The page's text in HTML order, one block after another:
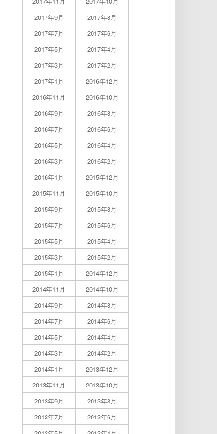
2017年9月
2017年8月
2017年7月
2017年6月
2017年5月
2017年4月
2017年3月
2017年2月
2017年1月
2016年12月
2016年11月
2016年10月
2016年9月
2016年8月
2016年7月
2016年6月
2016年5月
2016年4月
2016年3月
2016年2月
2016年1月
2015年12月
2015年11月
2015年10月
2015年9月
2015年8月
2015年7月
2015年6月
2015年5月
2015年4月
2015年3月
2015年2月
2015年1月
2014年12月
2014年11月
2014年10月
2014年9月
2014年8月
2014年7月
2014年6月
2014年5月
2014年4月
2014年3月
2014年2月
2014年1月
2013年12月
2013年11月
2013年10月
2013年9月
2013年8月
2013年7月
2013年6月